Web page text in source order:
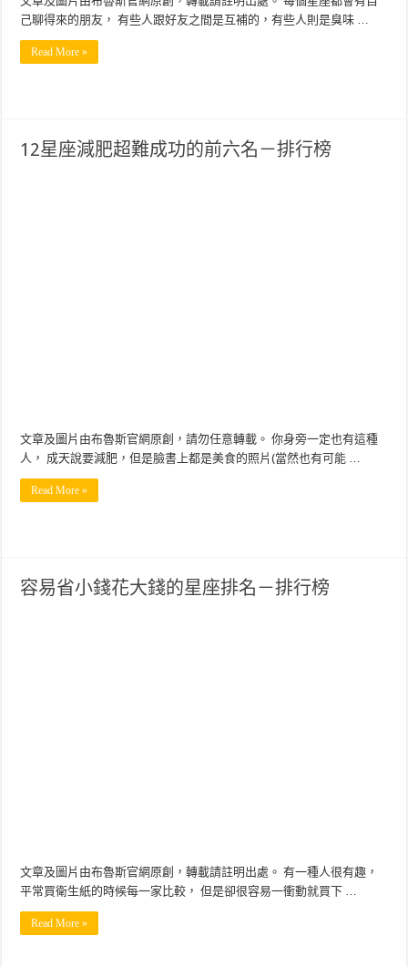
己聊得來的朋友， 有些人跟好友之間是互補的，有些人則是臭味 …
Read More »
12星座減肥超難成功的前六名－排行榜
文章及圖片由布魯斯官網原創，請勿任意轉載。 你身旁一定也有這種
人， 成天說要減肥，但是臉書上都是美食的照片(當然也有可能 …
Read More »
容易省小錢花大錢的星座排名－排行榜
文章及圖片由布魯斯官網原創，轉載請註明出處。 有一種人很有趣，
平常買衛生紙的時候每一家比較， 但是卻很容易一衝動就買下 …
Read More »